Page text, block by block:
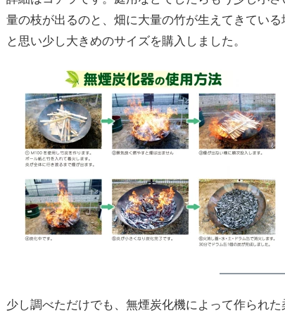
量の枝が出るのと、畑に大量の竹が生えてきてい
と思い少し大きめのサイズを購入しました。
少し調べただけでも、無煙炭化機によって作られ